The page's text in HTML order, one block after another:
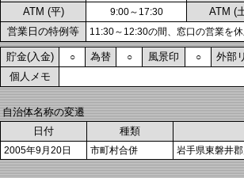
ATM (平) 9:00～17:30 ATM (
営業日の特例等 11:30～12:30の間、窓口の営業を
貯金(入金) ○ 為替 ○ 風景印 ○ 外部
個人メモ
自治体名称の変遷
日付
種類
2005年9月20日 市町村合併 岩手県東磐井